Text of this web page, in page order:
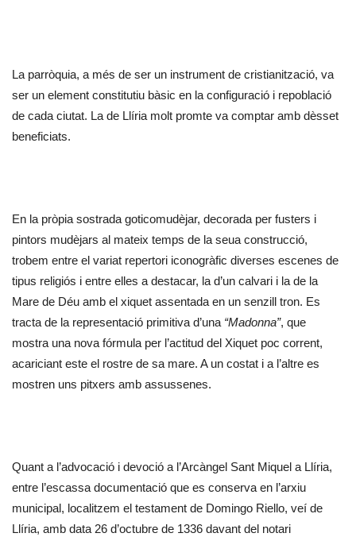
La parròquia, a més de ser un instrument de cristianització, va
ser un element constitutiu bàsic en la configuració i repoblació
de cada ciutat. La de Llíria molt promte va comptar amb dèsset
beneficiats.
En la pròpia sostrada goticomudèjar, decorada per fusters i
pintors mudèjars al mateix temps de la seua construcció,
trobem entre el variat repertori iconogràfic diverses escenes de
tipus religiós i entre elles a destacar, la d’un calvari i la de la
Mare de Déu amb el xiquet assentada en un senzill tron. Es
tracta de la representació primitiva d’una “Madonna”, que
mostra una nova fórmula per l’actitud del Xiquet poc corrent,
acariciant este el rostre de sa mare. A un costat i a l’altre es
mostren uns pitxers amb assussenes.
Quant a l’advocació i devoció a l’Arcàngel Sant Miquel a Llíria,
entre l’escassa documentació que es conserva en l’arxiu
municipal, localitzem el testament de Domingo Riello, veí de
Llíria, amb data 26 d’octubre de 1336 davant del notari